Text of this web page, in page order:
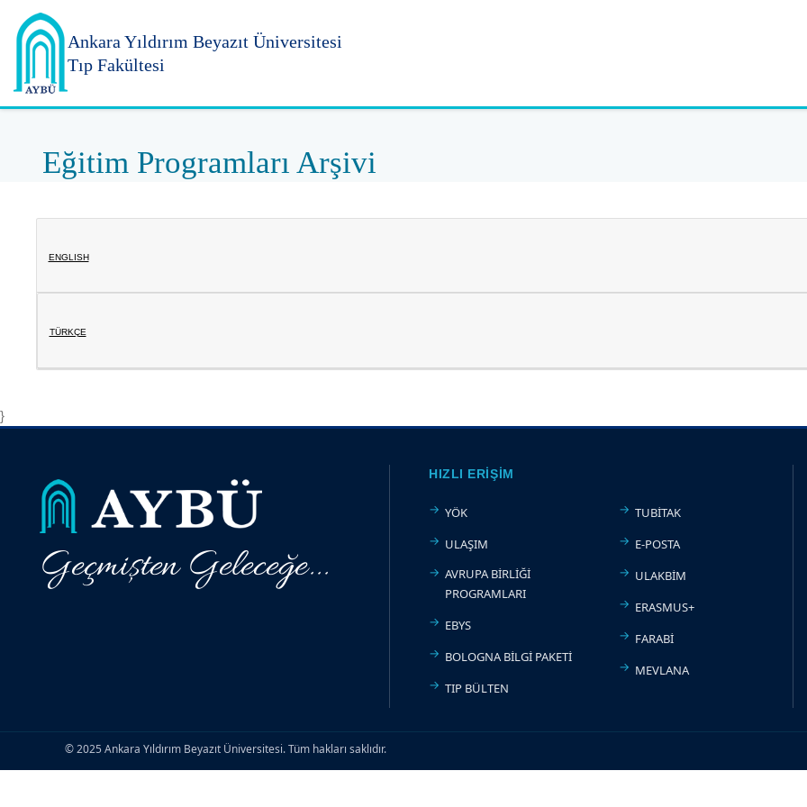
Ankara Yıldırım Beyazıt Üniversitesi
Tıp Fakültesi
Eğitim Programları Arşivi
ENGLISH
TÜRKÇE
}
Geçmişten Geleceğe...
HIZLI ERIŞIM
YÖK
ULAŞIM
AVRUPA BİRLİĞİ
PROGRAMLARI
EBYS
BOLOGNA BİLGİ PAKETİ
TIP BÜLTEN
TUBİTAK
E-POSTA
ULAKBİM
ERASMUS+
FARABİ
MEVLANA
© 2025 Ankara Yıldırım Beyazıt Üniversitesi. Tüm hakları saklıdır.